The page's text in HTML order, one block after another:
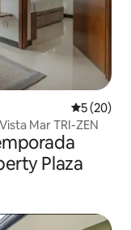
5 de uma
5 (20)
Mar TRI-ZEN
Plaza